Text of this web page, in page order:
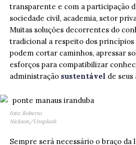
transparente e com a participação
sociedade civil, academia, setor
Muitas soluções decorrentes do
tradicional a respeito dos
podem cortar caminhos, apressar
esforços para compatibilizar
administração sustentável de seus
foto: Roberto
Nickson/Unsplash
Sempre será necessário o braço da